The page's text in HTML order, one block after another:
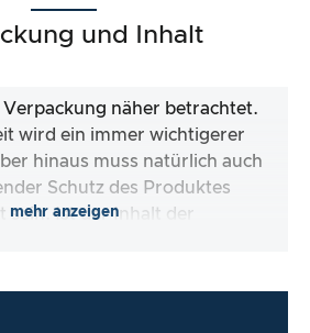
und Inhalt
Verpackung näher betrachtet.
wird ein immer wichtigerer
hinaus muss natürlich auch
Schutz des Produktes
sein. Ist der Inhalt der
mehr anzeigen